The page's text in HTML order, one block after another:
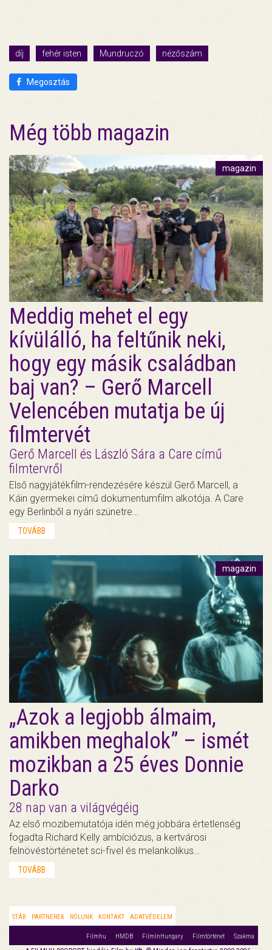
díj fehér isten Mundruczó nézőszám
Megosztás
Még több magazin
magazin
Meddig mehet el egy
kívülálló, ha feltűnik neki,
hogy egy másik családban
baj van? – Gerő Marcell
Velencében mutatja be új
filmtervét
Gerő Marcell és László Sára a Care című
filmtervről
Első nagyjátékfilm-rendezésére készül Gerő Marcell, a
Káin gyermekei című dokumentumfilm alkotója. A Care
egy Berlinből a nyári szünetre…
TOVÁBB
magazin
„Azok a legjobb álmaim,
amikben meghalok” – ismét
mozikban a 25 éves Donnie
Darko
28 nap van a világvégéig
Az első mozibemutatója idén még jobbára értetlenség
fogadta Richard Kelly ambíciózus, a kertvárosi
felnövéstörténetet sci-fivel és melankolikus…
TOVÁBB
STÁB PARTNEREK RÓLUNK KONTAKT ADATVÉDELEM
Filmhu HMDB FilmInHungary Filmtörténet Szakma